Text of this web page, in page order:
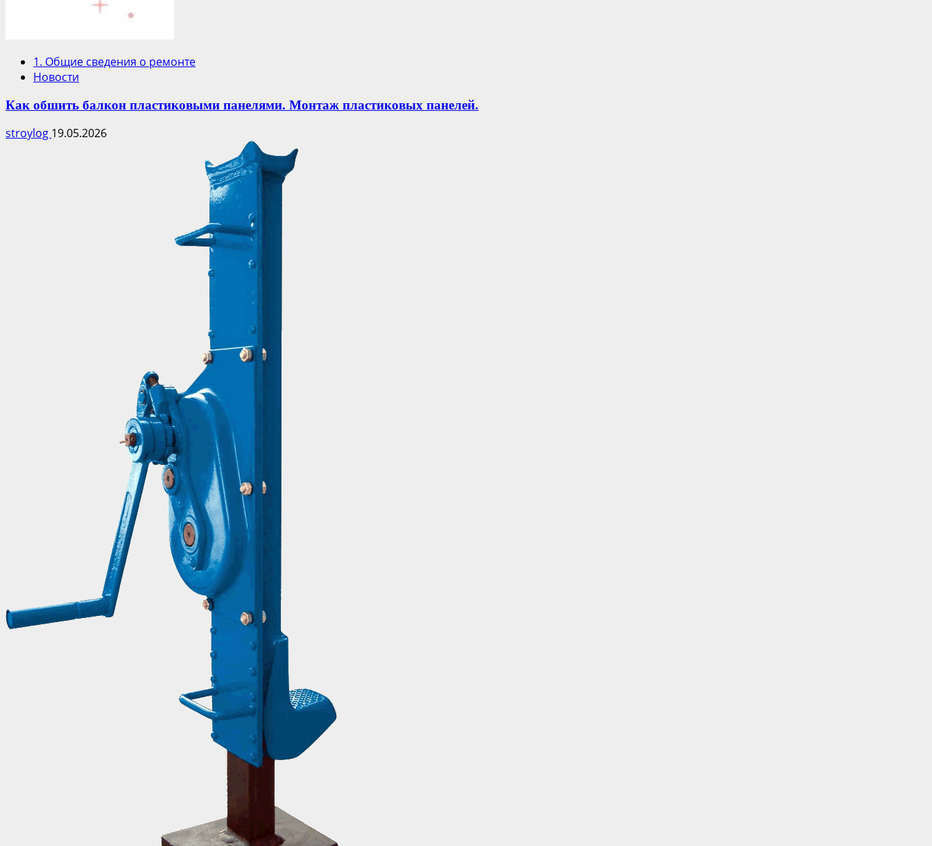
1. Общие сведения о ремонте
Новости
Как обшить балкон пластиковыми панелями. Монтаж пластиковых панелей.
stroylog 19.05.2026